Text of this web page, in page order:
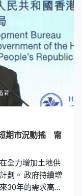
到大量的沙，對
部分的沙。先將
研究試過不同溫
攝氏350度分解
產混凝土，強度
物利用，亦可以
專家將會進一步
應用。
期市況動搖 甯
全力增加土地供
劃。 政府持續增
30年的需求高出